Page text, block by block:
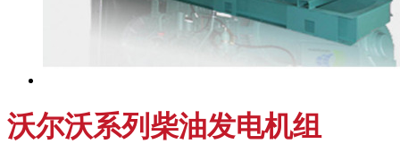
沃尔沃系列柴油发电机组